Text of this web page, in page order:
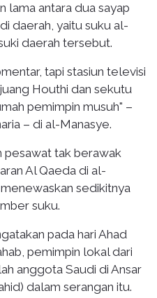
lama antara dua sayap
daerah, yaitu suku al-
daerah tersebut.
tapi stasiun televisi
Houthi dan sekutu
pemimpin musuh" –
– di al-Manasye.
pesawat tak berawak
Al Qaeda di al-
sedikitnya
suku.
pada hari Ahad
pemimpin lokal dari
anggota Saudi di Ansar
dalam serangan itu.